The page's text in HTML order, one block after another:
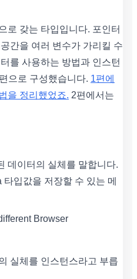
로 갖는 타입입니다. 포인터
간을 여러 변수가 가리킬 수
를 사용하는 방법과 인스턴
으로 구성했습니다. 1편에
을 정리했었죠. 2편에서는
데이터의 실체를 말합니다.
입값을 저장할 수 있는 메
Browser
실체를 인스턴스라고 부릅